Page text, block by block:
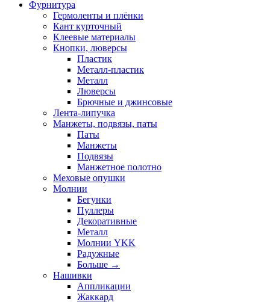
Фурнитура
Гермоленты и плёнки
Кант курточный
Клеевые материалы
Кнопки, люверсы
Пластик
Металл-пластик
Металл
Люверсы
Брючные и джинсовые
Лента-липучка
Манжеты, подвязы, паты
Паты
Манжеты
Подвязы
Манжетное полотно
Меховые опушки
Молнии
Бегунки
Пуллеры
Декоративные
Металл
Молнии YKK
Радужные
Больше →
Нашивки
Аппликации
Жаккард